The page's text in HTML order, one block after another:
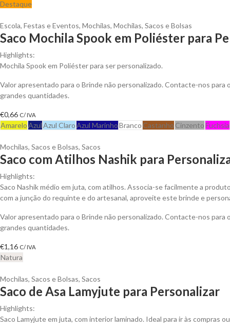
Destaque
Escola, Festas e Eventos, Mochilas, Mochilas, Sacos e Bolsas
Saco Mochila Spook em Poliéster para
Highlights:
Mochila Spook em Poliéster para ser personalizado.
Valor apresentado para o Brinde não personalizado. Contacte-nos
grandes quantidades.
€0,66 C/ IVA
AmareloAzulAzul ClaroAzul MarinhoBranco Castanho CinzentoFuchsia
Mochilas, Sacos e Bolsas, Sacos
Saco com Atilhos Nashik para
Highlights:
Saco Nashik médio em juta, com atilhos. Associa-se facilmente a
com a junção do requinte e do artesanal, aproveite este brinde e
Valor apresentado para o Brinde não personalizado. Contacte-nos
grandes quantidades.
€1,16 C/ IVA
Natura
Mochilas, Sacos e Bolsas, Sacos
Saco de Asa Lamyjute para Personalizar
Highlights:
Saco Lamyjute em juta, com interior laminado. Ideal para ir às compras